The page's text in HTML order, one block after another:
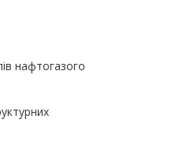
нафтогазого